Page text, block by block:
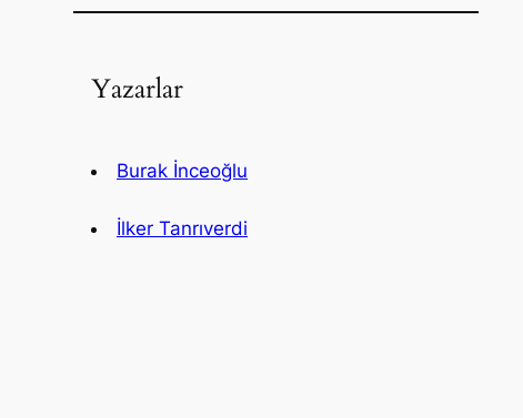
Yazarlar
Burak İnceoğlu
İlker Tanrıverdi